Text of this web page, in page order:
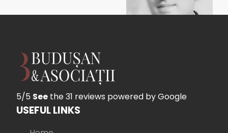
5/5 See the 31 reviews powered by Google
USEFUL LINKS